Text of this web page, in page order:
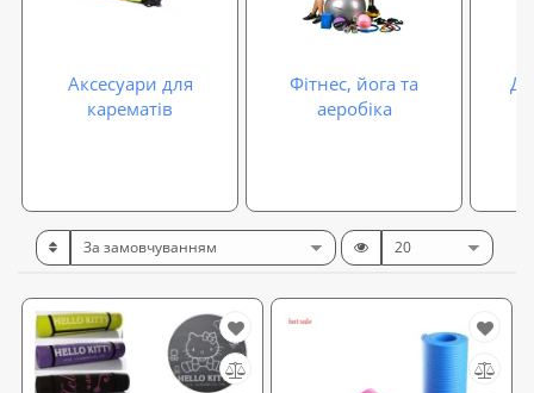
Аксесуари для
карематів
Фітнес, йога та
аеробіка